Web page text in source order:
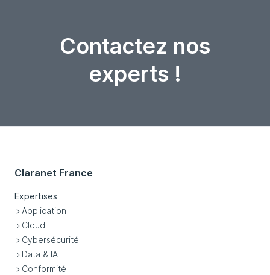
Contactez nos
experts !
Claranet France
Expertises
Application
Cloud
Cybersécurité
Data & IA
Conformité